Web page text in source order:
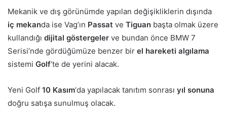
Mekanik ve dış görünümde yapılan değişikliklerin dışında
iç mekanda ise Vag’ın Passat ve Tiguan başta olmak üzere
kullandığı dijital göstergeler ve bundan önce BMW 7
Serisi’nde gördüğümüze benzer bir el hareketi algılama
sistemi Golf‘te de yerini alacak.
Yeni Golf 10 Kasım‘da yapılacak tanıtım sonrası yıl sonuna
doğru satışa sunulmuş olacak.